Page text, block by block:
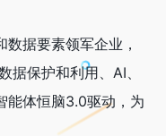
据要素领军企业，
据保护和利用、AI、
能体恒脑3.0驱动，为